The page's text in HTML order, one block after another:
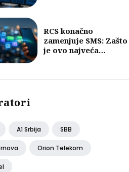
RCS konačno
zamenjuje SMS: Zašto
je ovo najveća
30 godina?
A1 Srbija SBB
Orion Telekom